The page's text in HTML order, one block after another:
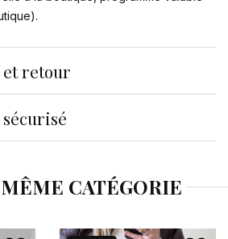
retour
CATÉGORIE
pour enregistrer des
liste d'envies.
Se connecter